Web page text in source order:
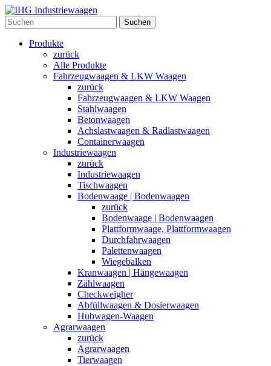
Suchen
Produkte
zurück
Alle Produkte
Fahrzeugwaagen & LKW Waagen
zurück
Fahrzeugwaagen & LKW Waagen
Stahlwaagen
Betonwaagen
Achslastwaagen & Radlastwaagen
Containerwaagen
Industriewaagen
zurück
Industriewaagen
Tischwaagen
Bodenwaage | Bodenwaagen
zurück
Bodenwaage | Bodenwaagen
Plattformwaage, Plattformwaagen
Durchfahrwaagen
Palettenwaagen
Wiegebalken
Kranwaagen | Hängewaagen
Zählwaagen
Checkweigher
Abfüllwaagen & Dosierwaagen
Hubwagen-Waagen
Agrarwaagen
zurück
Agrarwaagen
Tierwaagen